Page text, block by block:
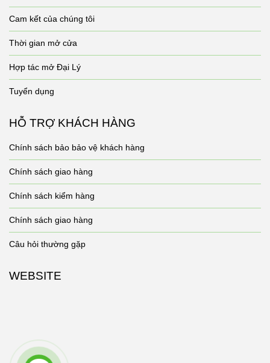
Cam kết của chúng tôi
Thời gian mở cửa
Hợp tác mở Đại Lý
Tuyển dụng
HỖ TRỢ KHÁCH HÀNG
Chính sách bảo bảo vệ khách hàng
Chính sách giao hàng
Chính sách kiểm hàng
Chính sách giao hàng
Câu hỏi thường gặp
WEBSITE